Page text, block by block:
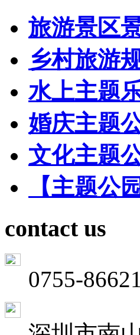
旅游景区
乡村旅游
水上主题
婚庆主题
文化主题
【主题公
contact us
0755-